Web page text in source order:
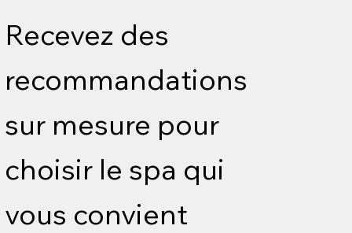
Recevez des
recommandations
sur mesure pour
choisir le spa qui
vous convient